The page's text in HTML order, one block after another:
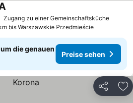
Zugang zu einer Gemeinschaftsküche
bis Warszawskie Przedmieście
die genauen
Preise sehen
Teilen